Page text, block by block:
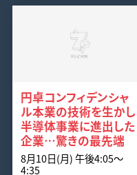
円卓コンフィデンシャ
ル本業の技術を生かし
半導体事業に進出した
企業…驚きの最先端
8月10日(月) 午後4:05〜
4:35